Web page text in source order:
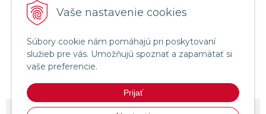
Vaše nastavenie cookies
Súbory cookie nám pomáhajú pri poskytovaní
služieb pre vás. Umožňujú spoznať a zapamätať si
vaše preferencie.
Prijať
ZASLANIE OTÁZKY
OBCHODNÉ PODMIENKY
REKLAMAČNÝ PORIADOK